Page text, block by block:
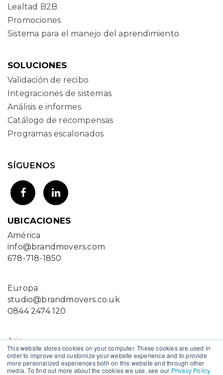
This website stores cookies on your computer. These cookies are used in
order to improve and customize your website experience and to provide
more personalized experiences both on this website and through other
media. To find out more about the cookies we use, see our Privacy Policy
Lealtad B2B
Promociones
Sistema para el manejo del aprendimiento
SOLUCIONES
Validación de recibo
Integraciones de sistemas
Análisis e informes
Catálogo de recompensas
Programas escalonados
SÍGUENOS
UBICACIONES
América
info@brandmovers.com
678-718-1850
Europa
studio@brandmovers.co.uk
0844 2474 120
Asia
suva@brandmovers.in
+91 9967472891